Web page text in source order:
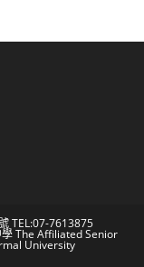
TEL:07-7613875
The Affiliated Senior
University